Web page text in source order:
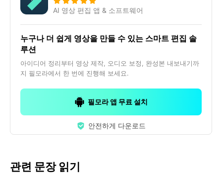
AI 영상 편집 앱 & 소프트웨어
누구나 더 쉽게 영상을 만들 수 있는 스마트 편집 솔
루션
아이디어 정리부터 영상 제작, 오디오 보정, 완성본 내보내기까
지 필모라에서 한 번에 진행해 보세요.
필모라 앱 무료 설치
안전하게 다운로드
관련 문장 읽기